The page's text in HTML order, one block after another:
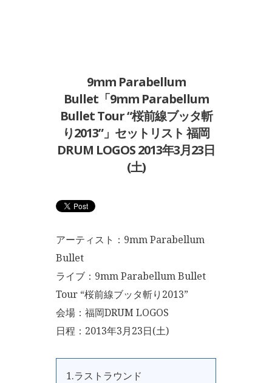
9mm Parabellum
Bullet「9mm Parabellum
Bullet Tour “桜前線ブッタ斬
り2013”」セットリスト 福岡
DRUM LOGOS 2013年3月23日
(土)
アーティスト：9mm Parabellum
Bullet
ライブ：9mm Parabellum Bullet
Tour “桜前線ブッタ斬り2013”
会場：福岡DRUM LOGOS
日程：2013年3月23日(土)
1.ラストラウンド